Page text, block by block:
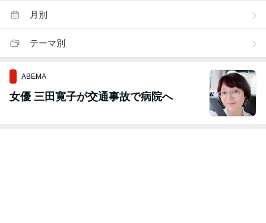
月別
テーマ別
ABEMA
女優 三田寛子が交通事故で病院へ